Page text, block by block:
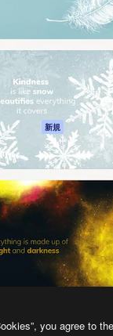
ート
用規約
ライバシーポリ
ジナル
新規
キーポリシー
ストセンター
ィリエイト
向け
you agree to